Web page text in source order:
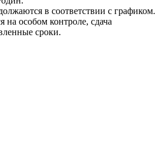
в соответствии с графиком.
на особом контроле, сдача
сроки.